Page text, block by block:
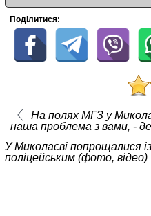
Поділитися:
На полях МГЗ у
наша проблема з вами, -
У Миколаєві попрощалися
поліцейським (фото, відео)